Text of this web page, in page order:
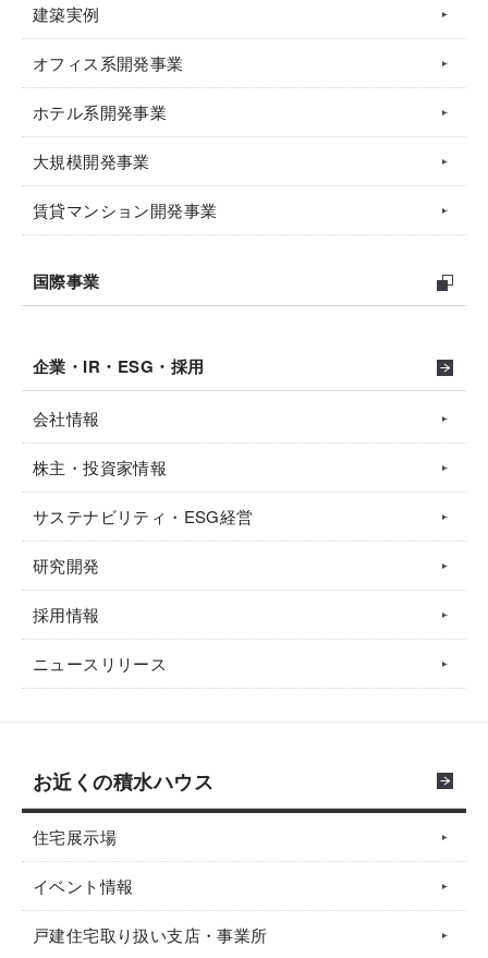
建築実例
オフィス系開発事業
ホテル系開発事業
大規模開発事業
賃貸マンション開発事業
国際事業
企業・IR・ESG・採用
会社情報
株主・投資家情報
サステナビリティ・ESG経営
研究開発
採用情報
ニュースリリース
お近くの積水ハウス
住宅展示場
イベント情報
戸建住宅取り扱い支店・事業所